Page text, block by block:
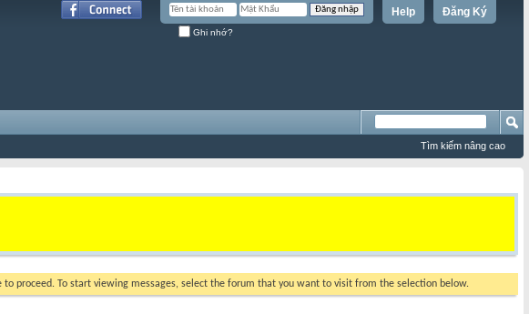
Đăng Ký
Help
Ghi nhớ?
Tìm kiếm nâng cao
to proceed. To start viewing messages, select the forum that you want to visit from the selection below.